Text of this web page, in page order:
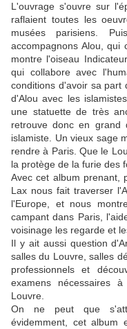
L'ouvrage s'ouvre sur
raflaient toutes les
musées parisiens.
accompagnons Alou,
montre l'oiseau
qui collabore avec
conditions d'avoir sa part
d'Alou avec les
une statuette de très
retrouve donc en grand
islamiste. Un vieux sage
rendre à Paris. Que le
la protège de la furie des
Avec cet album prenant,
Lax nous fait traverser
l'Europe, et nous
campant dans Paris,
voisinage les regarde et
Il y ait aussi question
salles du Louvre, salles
professionnels et
examens nécessaires
Louvre.
On ne peut que
évidemment, cet album